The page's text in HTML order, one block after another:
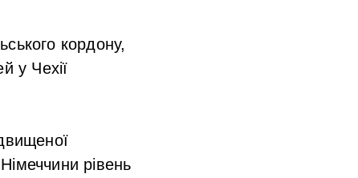
кордону,
у Чехії
рівень